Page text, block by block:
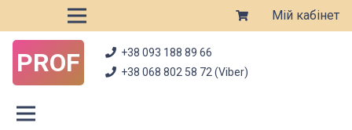
Мій кабінет
PROF
+38 093 188 89 66
+38 068 802 58 72 (Viber)